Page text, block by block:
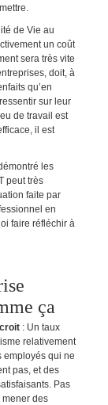
de Vie au
un coût
sera très vite
doit, à
qu’en
sur leur
de travail est
il est
les
peut très
faite par
en
faire réfléchir à
ça
: Un taux
relativement
employés qui ne
pas, et des
Pas
des